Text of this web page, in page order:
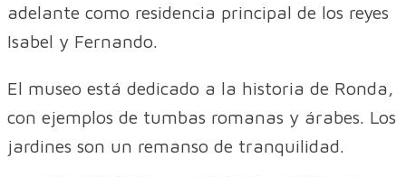
adelante como residencia principal de los reyes
Isabel y Fernando.
El museo está dedicado a la historia de Ronda,
con ejemplos de tumbas romanas y árabes. Los
jardines son un remanso de tranquilidad.